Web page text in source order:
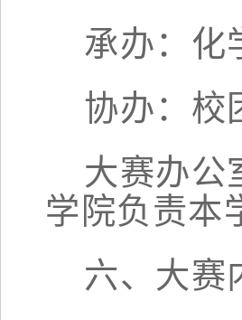
承办： 化
协办： 校
大赛办公
学院负责本
六、大赛